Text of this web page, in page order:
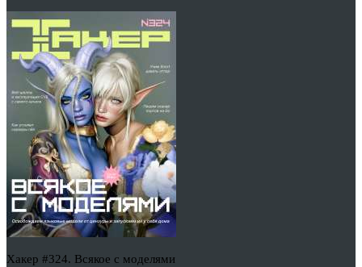
Хакер #324. Всякое с моделями